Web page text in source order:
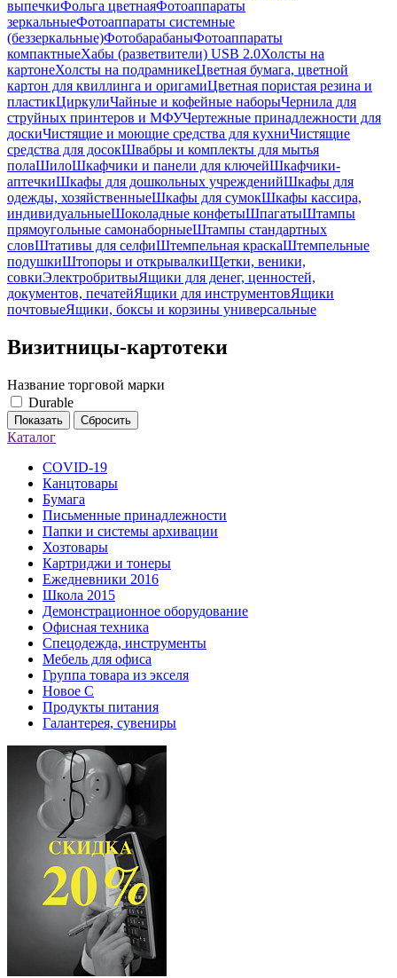
выпечкиФольга цветнаяФотоаппараты
зеркальныеФотоаппараты системные
(беззеркальные)ФотобарабаныФотоаппараты
компактныеХабы (разветвители) USB 2.0Холсты на
картонеХолсты на подрамникеЦветная бумага, цветной
картон для квиллинга и оригамиЦветная пористая резина и
пластикЦиркулиЧайные и кофейные наборыЧернила для
струйных принтеров и МФУЧертежные принадлежности для
доскиЧистящие и моющие средства для кухниЧистящие
средства для досокШвабры и комплекты для мытья
полаШилоШкафчики и панели для ключейШкафчики-
аптечкиШкафы для дошкольных учрежденийШкафы для
одежды, хозяйственныеШкафы для сумокШкафы кассира,
индивидуальныеШоколадные конфетыШпагатыШтампы
прямоугольные самонаборныеШтампы стандартных
словШтативы для селфиШтемпельная краскаШтемпельные
подушкиШтопоры и открывалкиЩетки, веники,
совкиЭлектробритвыЯщики для денег, ценностей,
документов, печатейЯщики для инструментовЯщики
почтовыеЯщики, боксы и корзины универсальные
Визитницы-картотеки
Название торговой марки
Durable
Показать Сбросить
Каталог
COVID-19
Канцтовары
Бумага
Письменные принадлежности
Папки и системы архивации
Хозтовары
Картриджи и тонеры
Ежедневники 2016
Школа 2015
Демонстрационное оборудование
Офисная техника
Спецодежда, инструменты
Мебель для офиса
Группа товара из экселя
Новое С
Продукты питания
Галантерея, сувениры